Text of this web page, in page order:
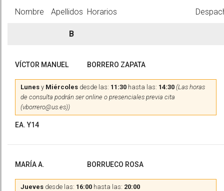
Nombre Apellidos Horarios
B
VÍCTOR MANUEL BORRERO ZAPATA
Lunes y Miércoles desde las: 11:30 hasta las: 14:30 (Las horas
de consulta podrán ser online o presenciales previa cita
(vborrero@us.es))
EA. Y14
MARÍA A. BORRUECO ROSA
Jueves desde las: 16:00 hasta las: 20:00